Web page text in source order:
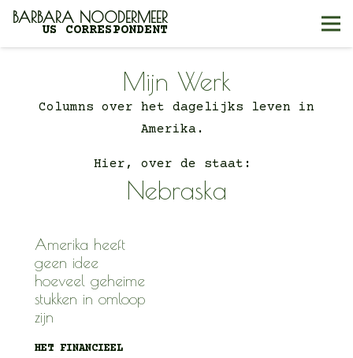
BARBARA NOODERMEER
US CORRESPONDENT
Mijn Werk
Columns over het dagelijks leven in
Amerika.
Hier, over de staat:
Nebraska
Amerika heeft
geen idee
hoeveel geheime
stukken in omloop
zijn
HET FINANCIEEL